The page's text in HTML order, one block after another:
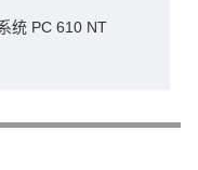
统 PC 610 NT